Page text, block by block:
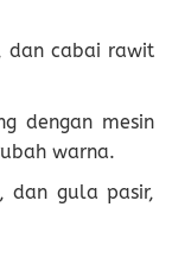
dan cabai rawit
dengan mesin
warna.
dan gula pasir,